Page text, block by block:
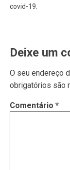
covid-19.
Deixe um
O seu endereço
obrigatórios são
Comentário *